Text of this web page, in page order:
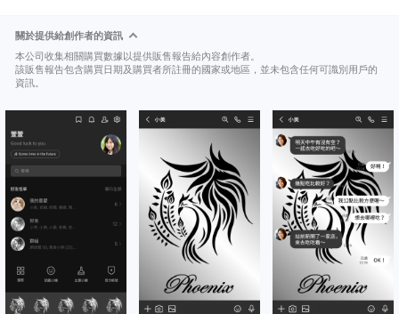
關於提供給創作者的資訊
本公司收集相關購買數據以提供販售報告給內容創作者。
該販售報告包含購買日期及購買者所註冊的國家或地區，並未包含任何可識別用戶的
資訊。